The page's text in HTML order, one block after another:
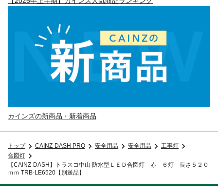
カインズの新商品・新着商品
トップ CAINZ-DASH PRO 安全用品 安全用品
工事灯
合図灯
【CAINZ-DASH】トラスコ中山 防水型ＬＥＤ合図灯 赤 ６灯 長さ５２０
ｍｍ TRB-LE6520【別送品】